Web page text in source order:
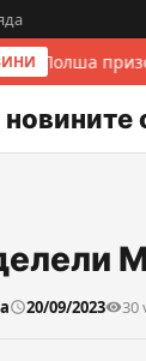
и Полша
20/09/2023 30